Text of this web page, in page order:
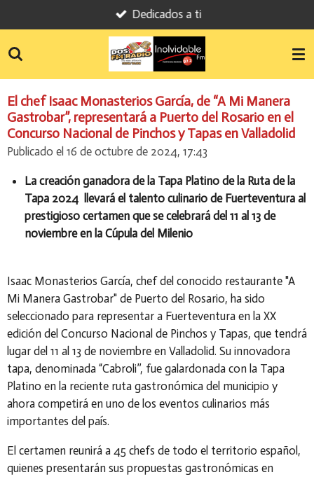
al
contenido
Dedicados a ti
El chef Isaac Monasterios García, de “A Mi Manera
Gastrobar”, representará a Puerto del Rosario en el
Concurso Nacional de Pinchos y Tapas en Valladolid
Publicado el 16 de octubre de 2024, 17:43
La creación ganadora de la Tapa Platino de la Ruta de la
Tapa 2024 llevará el talento culinario de Fuerteventura al
prestigioso certamen que se celebrará del 11 al 13 de
noviembre en la Cúpula del Milenio
Isaac Monasterios García, chef del conocido restaurante "A
Mi Manera Gastrobar" de Puerto del Rosario, ha sido
seleccionado para representar a Fuerteventura en la XX
edición del Concurso Nacional de Pinchos y Tapas, que tendrá
lugar del 11 al 13 de noviembre en Valladolid. Su innovadora
tapa, denominada “Cabroli”, fue galardonada con la Tapa
Platino en la reciente ruta gastronómica del municipio y
ahora competirá en uno de los eventos culinarios más
importantes del país.
El certamen reunirá a 45 chefs de todo el territorio español,
quienes presentarán sus propuestas gastronómicas en